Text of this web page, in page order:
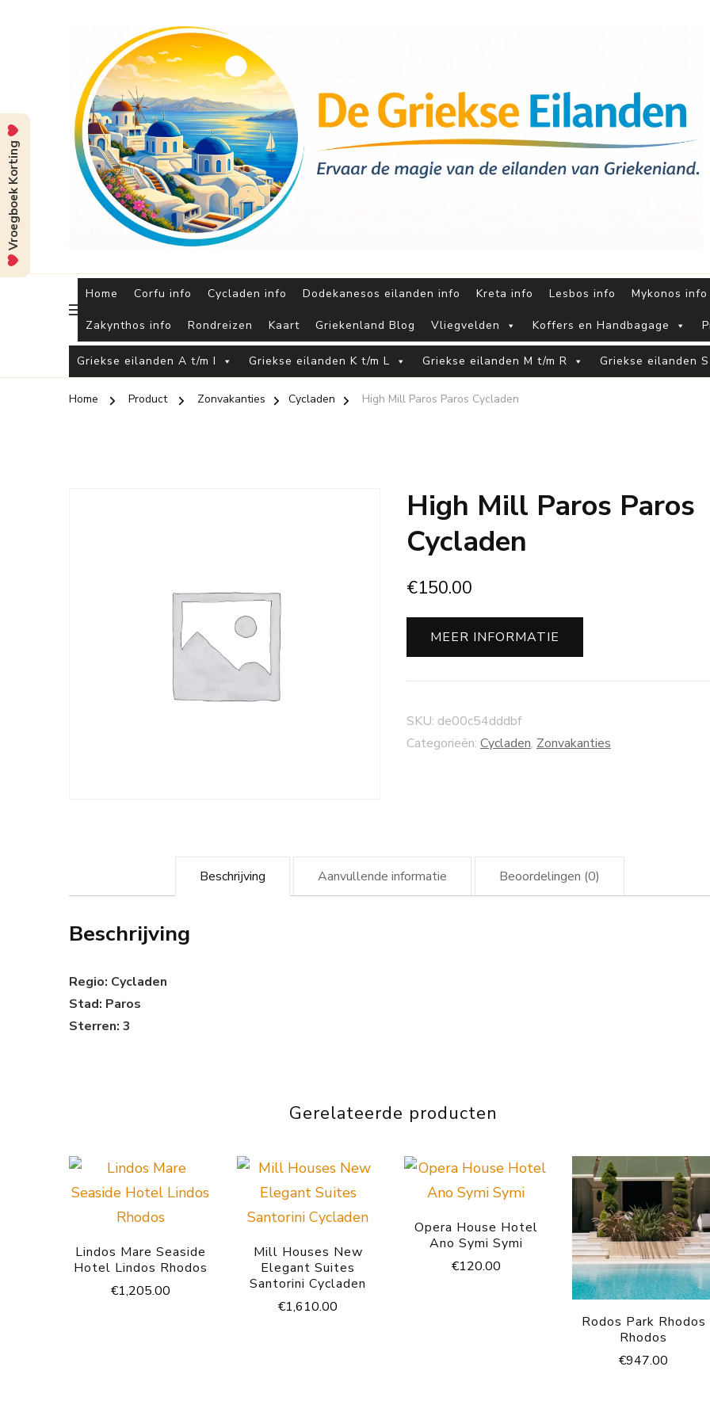
Home Corfu info Cycladen info Dodekanesos eilanden info Kreta info Lesbos info Mykonos info
Zakynthos info Rondreizen Kaart Griekenland Blog Vliegvelden Koffers en Handbagage
Griekse eilanden A t/m I Griekse eilanden K t/m L Griekse eilanden M t/m R Griekse eilanden
Home Product Zonvakanties Cycladen High Mill Paros Paros Cycladen
High Mill Paros Paros
Cycladen
€150.00
MEER INFORMATIE
SKU: de00c54dddbf
Categorieën: Cycladen, Zonvakanties
Beschrijving Aanvullende informatie Beoordelingen (0)
Beschrijving
Regio: Cycladen
Stad: Paros
Sterren: 3
Gerelateerde producten
Lindos Mare Seaside
Hotel Lindos Rhodos
€1,205.00
Mill Houses New
Elegant Suites
Santorini Cycladen
€1,610.00
Opera House Hotel
Ano Symi Symi
€120.00
Rodos Park Rhodos
Rhodos
€947.00
Vroegboek Korting